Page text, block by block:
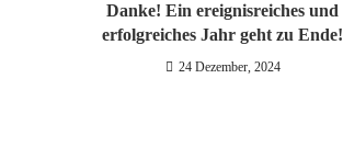
Danke! Ein ereignisreiches und
erfolgreiches Jahr geht zu Ende!
24 Dezember, 2024